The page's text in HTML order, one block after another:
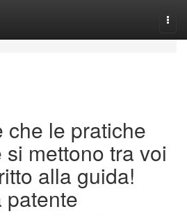
che le pratiche
mettono tra voi
alla guida!
patente